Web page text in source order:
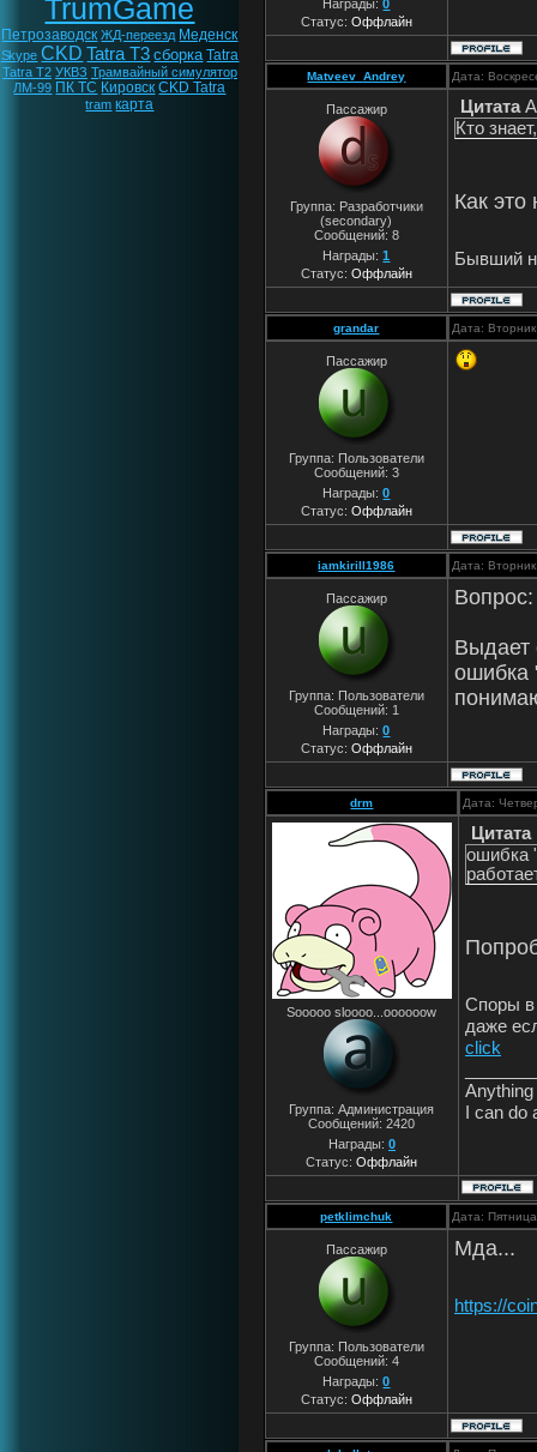
TrumGame
Петрозаводск ЖД-переезд Меденск
Skype CKD Tatra T3 сборка Tatra
Tatra T2 УКВЗ Трамвайный симулятор
ЛМ-99 ПК ТС Кировск CKD Tatra
tram карта
Награды:0
Статус: Оффлайн
Matveev_Andrey Дата:
Пассажир
Группа: Разработчики
(secondary)
Сообщений: 8
Награды:1
Статус: Оффлайн
Цитата
Кто
Как это
Бывший
grandar Дата:
Пассажир
Группа: Пользователи
Сообщений: 3
Награды:0
Статус: Оффлайн
iamkirill1986 Дата:
Пассажир
Группа: Пользователи
Сообщений: 1
Награды:0
Статус: Оффлайн
Выдает
ошибка
drm Дата:
Sooooo sloooo...oooooow
Группа: Администрация
Сообщений:2420
Награды: 0
Статус:Оффлайн
Цитата
ошибка
Споры в
даже
click
I can do
petklimchuk Дата:
Пассажир
Группа: Пользователи
Сообщений: 4
Награды:0
Статус: Оффлайн
Мда...
https://